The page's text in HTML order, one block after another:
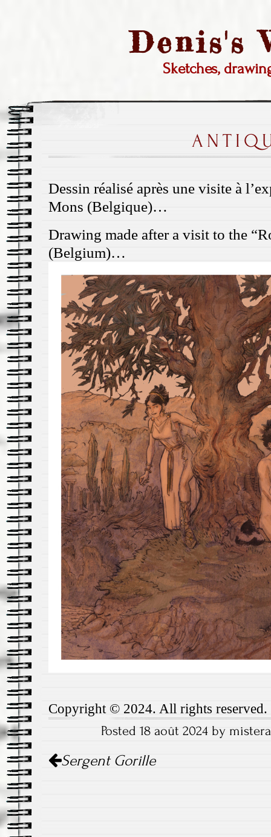
Denis's
Sketches,
Dessin réalisé après une visite à
Mons (Belgique)…
Drawing made after a visit to the
(Belgium)…
Copyright © 2024. All rights reserved.
Posted 18 août 2024 by
Post navigation
Sergent Gorille